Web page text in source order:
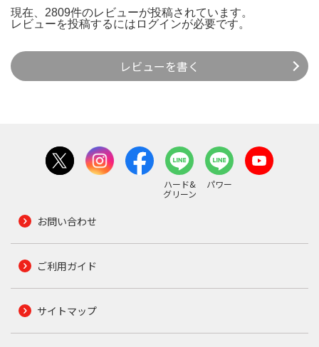
現在、2809件のレビューが投稿されています。
レビューを投稿するには ログインが必要です。
レビューを書く
ハード&
グリーン
パワー
お問い合わせ
ご利用ガイド
サイトマップ